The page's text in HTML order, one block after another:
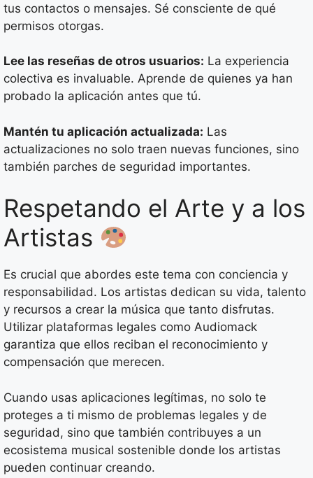
tus contactos o mensajes. Sé consciente de qué
permisos otorgas.
Lee las reseñas de otros usuarios: La experiencia
colectiva es invaluable. Aprende de quienes ya han
probado la aplicación antes que tú.
Mantén tu aplicación actualizada: Las
actualizaciones no solo traen nuevas funciones, sino
también parches de seguridad importantes.
Respetando el Arte y a los
Artistas
Es crucial que abordes este tema con conciencia y
responsabilidad. Los artistas dedican su vida, talento
y recursos a crear la música que tanto disfrutas.
Utilizar plataformas legales como Audiomack
garantiza que ellos reciban el reconocimiento y
compensación que merecen.
Cuando usas aplicaciones legítimas, no solo te
proteges a ti mismo de problemas legales y de
seguridad, sino que también contribuyes a un
ecosistema musical sostenible donde los artistas
pueden continuar creando.